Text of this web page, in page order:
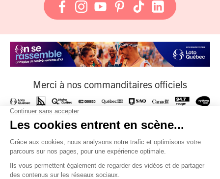
Merci à nos commanditaires officiels
À nos fournisseurs officiels